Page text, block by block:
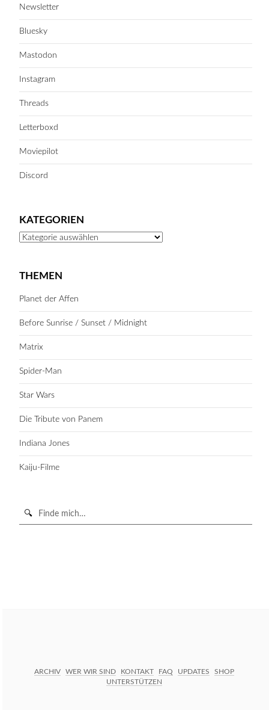
Newsletter
Bluesky
Mastodon
Instagram
Threads
Letterboxd
Moviepilot
Discord
KATEGORIEN
Kategorien
THEMEN
Planet der Affen
Before Sunrise / Sunset / Midnight
Matrix
Spider-Man
Star Wars
Die Tribute von Panem
Indiana Jones
Kaiju-Filme
Suche
ARCHIV WER WIR SIND KONTAKT FAQ UPDATES
SHOP
UNTERSTÜTZEN